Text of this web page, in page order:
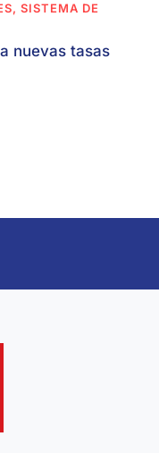
SISTEMA DE
nuevas tasas